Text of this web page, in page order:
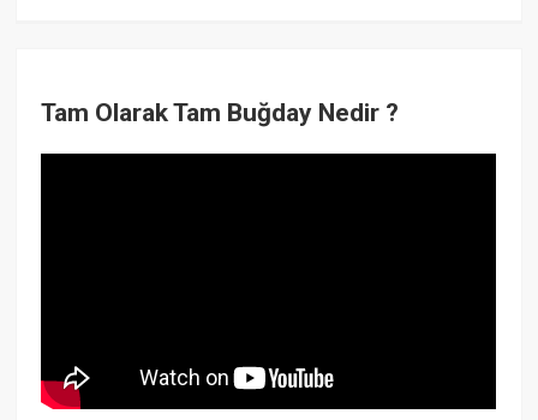
Tam Olarak Tam Buğday Nedir ?